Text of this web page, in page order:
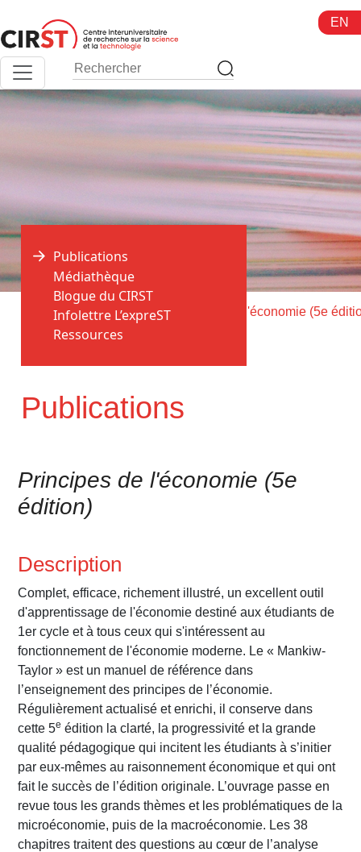
au
contenu
EN
Accueil > Publications > Principes de l'économie (5e
Publications
Publications
Médiathèque
Blogue du CIRST
Infolettre L’expreST
Ressources
Principes de l'économie (5e
édition)
Description
Complet, efficace, richement illustré, un excellent outil
d'apprentissage de l'économie destiné aux étudiants de
1er cycle et à tous ceux qui s'intéressent au
fonctionnement de l'économie moderne. Le « Mankiw-
Taylor » est un manuel de référence dans
l’enseignement des principes de l’économie.
Régulièrement actualisé et enrichi, il conserve dans
cette 5e édition la clarté, la progressivité et la grande
qualité pédagogique qui incitent les étudiants à s’initier
par eux-mêmes au raisonnement économique et qui ont
fait le succès de l’édition originale. L’ouvrage passe en
revue tous les grands thèmes et les problématiques de la
microéconomie, puis de la macroéconomie. Les 38
chapitres traitent des questions au cœur de l’analyse